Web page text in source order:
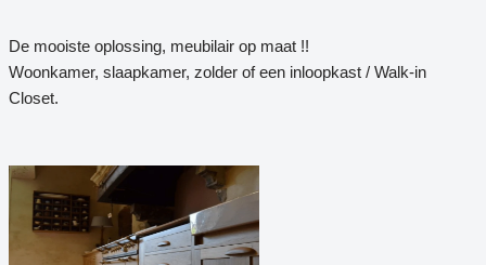
De mooiste oplossing, meubilair op maat !!
Woonkamer, slaapkamer, zolder of een inloopkast / Walk-in
Closet.